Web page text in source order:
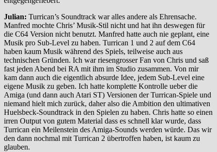
Julian: Turrican’s Soundtrack war alles andere als Ehrensache.
Manfred mochte Chris’ Musik-Stil nicht und hat ihn deswegen für
die C64 Version nicht benutzt. Manfred hatte auch nie geplant, eine
Musik pro Sub-Level zu haben. Turrican 1 und 2 auf dem C64
haben kaum Musik während des Spiels, teilweise auch aus
technischen Gründen. Ich war riesengrosser Fan von Chris und saß
fast jeden Abend bei RA mit ihm im Studio zusammen. Von mir
kam dann auch die eigentlich absurde Idee, jedem Sub-Level eine
eigene Musik zu geben. Ich hatte komplette Kontrolle ueber die
Amiga (und dann auch Atari ST) Versionen der Turrican-Spiele und
niemand hielt mich zurück, daher also die Ambition den ultimativen
Huelsbeck-Soundtrack in den Spielen zu haben. Chris hatte so einen
irren Output von gutem Material dass es schnell klar wurde, dass
Turrican ein Meilenstein des Amiga-Sounds werden würde. Das wir
den dann nochmal mit Turrican 2 übertroffen haben, ist kaum zu
glauben.